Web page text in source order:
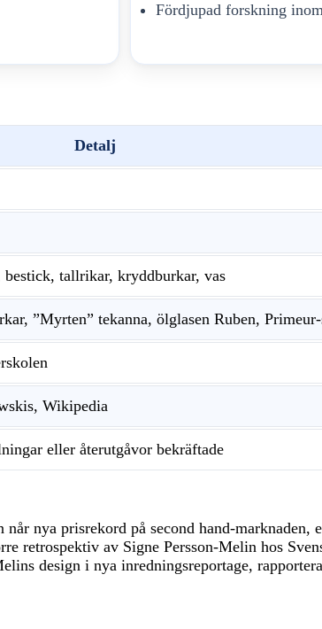
Fördjupad forskning
Detalj
tallrikar, kryddburkar, vas
”Myrten” tekanna, ölglasen Ruben,
Wikipedia
eller återutgåvor bekräftade
nya prisrekord på second hand-marknaden,
retrospektiv av Signe Persson-Melin hos
design i nya inredningsreportage,